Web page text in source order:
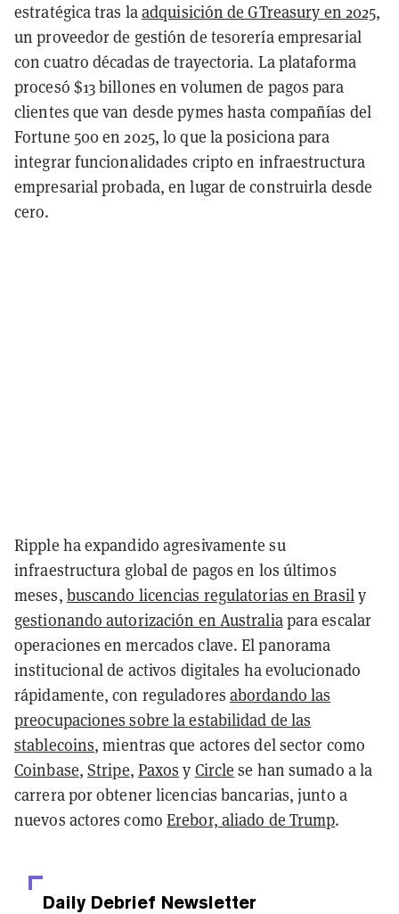
estratégica tras laadquisición de GTreasury en 2025,
un proveedor de gestión de tesorería empresarial
con cuatro décadas de trayectoria. La plataforma
procesó $13 billones en volumen de pagos para
clientes que van desde pymes hasta compañías del
Fortune 500 en 2025, lo que la posiciona para
integrar funcionalidades cripto en infraestructura
empresarial probada, en lugar de construirla desde
cero.
Ripple ha expandido agresivamente su
infraestructura global de pagos en los últimos
meses, buscando licencias regulatorias en Brasily
gestionando autorización en Australiapara escalar
operaciones en mercados clave. El panorama
institucional de activos digitales ha evolucionado
rápidamente, con reguladores abordando las
preocupaciones sobre la estabilidad de las
stablecoins, mientras que actores del sector como
Coinbase,Stripe, Paxos y Circle se han sumado a la
carrera por obtener licencias bancarias, junto a
nuevos actores comoErebor, aliado de Trump.
Daily Debrief Newsletter